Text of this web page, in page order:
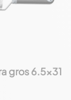
gros 6.5x31